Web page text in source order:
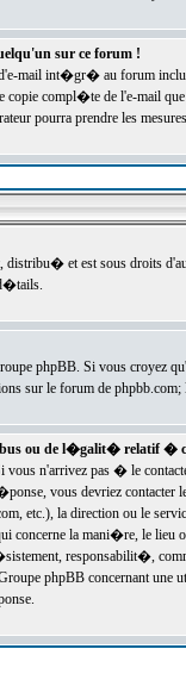
sur ce forum !
mail int�gr� au forum inclut
compl�te de l'e-mail
pourra prendre les
et est sous droits
phpBB. Si vous croyez
sur le forum de
ou de l�galit� relatif �
vous n'arrivez pas � le
vous devriez
etc.), la direction ou le
concerne la mani�re, le
responsabilit�,
phpBB concernant une